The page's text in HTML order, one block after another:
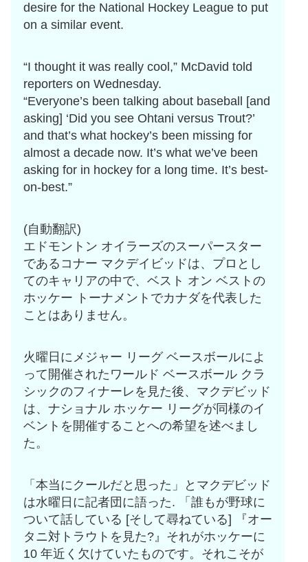
desire for the National Hockey League to put
on a similar event.
“I thought it was really cool,” McDavid told
reporters on Wednesday.
“Everyone’s been talking about baseball [and
asking] ‘Did you see Ohtani versus Trout?’
and that’s what hockey’s been missing for
almost a decade now. It’s what we’ve been
asking for in hockey for a long time. It’s best-
on-best.”
(自動翻訳)
エドモントン オイラーズのスーパースター
であるコナー マクデイビッドは、プロとし
てのキャリアの中で、ベスト オン ベストの
ホッケー トーナメントでカナダを代表した
ことはありません。
火曜日にメジャー リーグ ベースボールによ
って開催されたワールド ベースボール クラ
シックのフィナーレを見た後、マクデビッド
は、ナショナル ホッケー リーグが同様のイ
ベントを開催することへの希望を述べまし
た。
「本当にクールだと思った」とマクデビッド
は水曜日に記者団に語った. 「誰もが野球に
ついて話している [そして尋ねている] 『オー
タニ対トラウトを見た?』それがホッケーに
10 年近く欠けていたものです。それこそが